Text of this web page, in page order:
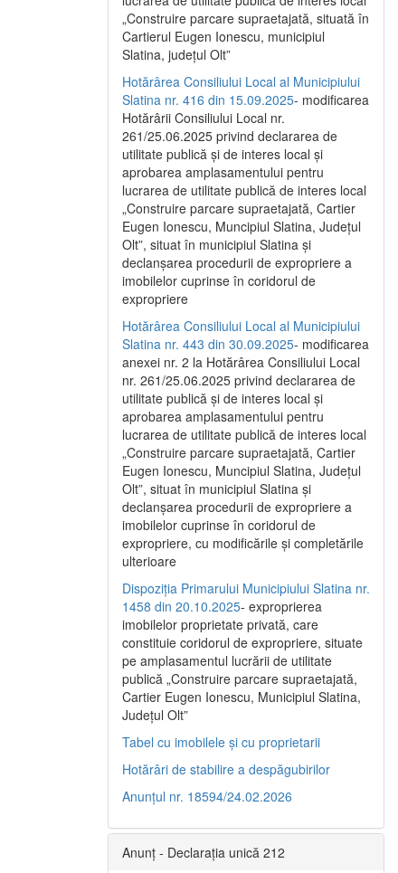
„Construire parcare supraetajată, situată în
Cartierul Eugen Ionescu, municipiul
Slatina, județul Olt”
Hotărârea Consiliului Local al Municipiului
Slatina nr. 416 din 15.09.2025- modificarea
Hotărârii Consiliului Local nr.
261/25.06.2025 privind declararea de
utilitate publică și de interes local și
aprobarea amplasamentului pentru
lucrarea de utilitate publică de interes local
„Construire parcare supraetajată, Cartier
Eugen Ionescu, Muncipiul Slatina, Județul
Olt”, situat în municipiul Slatina și
declanșarea procedurii de expropriere a
imobilelor cuprinse în coridorul de
expropriere
Hotărârea Consiliului Local al Municipiului
Slatina nr. 443 din 30.09.2025- modificarea
anexei nr. 2 la Hotărârea Consiliului Local
nr. 261/25.06.2025 privind declararea de
utilitate publică şi de interes local şi
aprobarea amplasamentului pentru
lucrarea de utilitate publică de interes local
„Construire parcare supraetajată, Cartier
Eugen Ionescu, Muncipiul Slatina, Judeţul
Olt”, situat în municipiul Slatina şi
declanşarea procedurii de expropriere a
imobilelor cuprinse în coridorul de
expropriere, cu modificările şi completările
ulterioare
Dispoziția Primarului Municipiului Slatina nr.
1458 din 20.10.2025- exproprierea
imobilelor proprietate privată, care
constituie coridorul de expropriere, situate
pe amplasamentul lucrării de utilitate
publică „Construire parcare supraetajată,
Cartier Eugen Ionescu, Municipiul Slatina,
Județul Olt”
Tabel cu imobilele și cu proprietarii
Hotărâri de stabilire a despăgubirilor
Anunțul nr. 18594/24.02.2026
Anunț - Declarația unică 212